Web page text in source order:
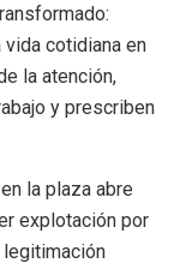
cotidiana en
la atención,
y prescriben
la plaza abre
explotación por